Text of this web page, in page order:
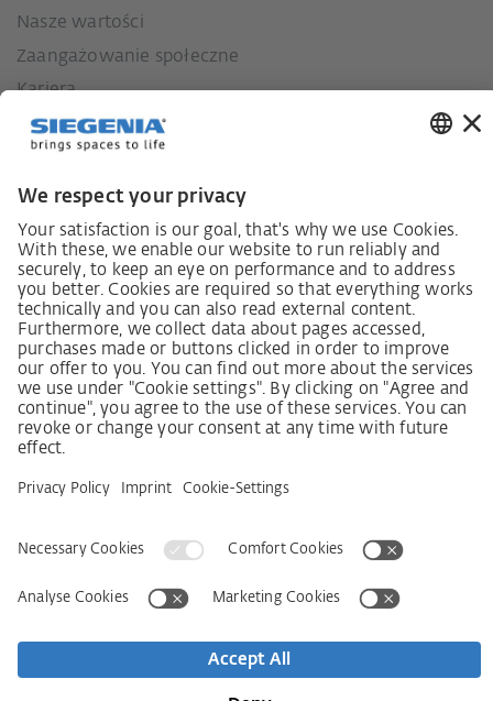
Nasze wartości
Zaangażowanie społeczne
Kariera
Ustawa o nadzorze nad łańcuchami dostaw
Kodeks postępowania dostawcy
Informacja dotycząca ustawy o należytej staranności
w łańcuchu dostaw (niem. LkSG)
Deklaracja zasad strategii w zakresie praw człowieka
Procedura składania skarg zgodnie z §§ 8, 9 ustawy o
Oświadczenie o ochronie danych osobowych